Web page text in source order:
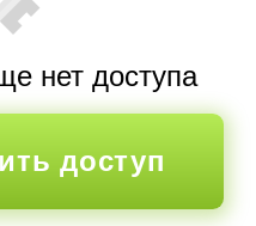
нет доступа
доступ